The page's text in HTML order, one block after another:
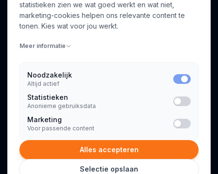
Voor opdrachtgevers
INFORMATIE
Algemene voorwaarden
Privacyverklaring
© 2026 Consultant.nl. Alle rechten voorbehouden.
statistieken zien we wat goed werkt en wat niet,
marketing-cookies helpen ons relevante content te
tonen. Kies wat voor jou werkt.
Meer informatie
Noodzakelijk
Altijd actief
Statistieken
Anonieme gebruiksdata
Marketing
Voor passende content
Alles accepteren
Selectie opslaan